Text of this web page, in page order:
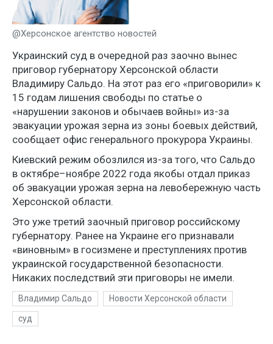
@Херсонское агентство новостей
Украинский суд в очередной раз заочно вынес
приговор губернатору Херсонской области
Владимиру Сальдо. На этот раз его «приговорили» к
15 годам лишения свободы по статье о
«нарушении законов и обычаев войны» из-за
эвакуации урожая зерна из зоны боевых действий,
сообщает офис генерального прокурора Украины.
Киевский режим обозлился из-за того, что Сальдо
в октябре–ноябре 2022 года якобы отдал приказ
об эвакуации урожая зерна на левобережную часть
Херсонской области.
Это уже третий заочный приговор российскому
губернатору. Ранее на Украине его признавали
«виновным» в госизмене и преступлениях против
украинской государственной безопасности.
Никаких последствий эти приговоры не имели.
Владимир Сальдо Новости Херсонской области
суд